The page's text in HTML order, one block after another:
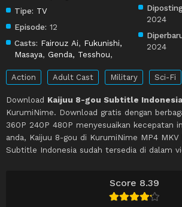
Score 8.39
Tipe: TV
Episode: 12
Casts: Fairouz Ai, Fukunishi,
Masaya, Genda, Tesshou,
2024
2024
Action Adult Cast Military Sci-Fi
Download Kaijuu 8-gou Subtitle Indonesia
KurumiNime. Download gratis dengan
360P 240P 480P menyesuaikan kecepatan
anda, Kaijuu 8-gou di KurumiNime MP4
Subtitle Indonesia sudah tersedia di dalam